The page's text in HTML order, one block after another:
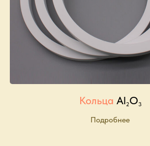
Кольца Al2O3
Подробнее